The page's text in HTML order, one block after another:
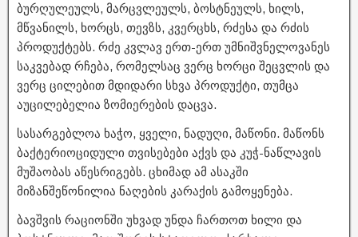
ბურღულეულს, მარცვლეულს, ბოსტნეულს, ხილს,
მწვანილს, ხორცს, თევზს, კვერცხს, რძესა და რძის
პროდუქტებს. რძე კვლავ ერთ-ერთ უმნიშვნელოვანეს
საკვებად რჩება, რომელსაც ვერც ხორცი შეცვლის და
ვერც ცილებით მდიდარი სხვა პროდუქტი, თუმცა
აუცილებელია ზომიერების დაცვა.
სასარგებლოა ხაჭო, ყველი, ნადუღი, მაწონი. მაწონს
ბაქტერიოციდული თვისებები აქვს და კუჭ-ნაწლავის
მუშაობას აწესრიგებს. ცხიმად ამ ასაკში
მიზანშეწონილია ნაღების კარაქის გამოყენება.
ბავშვის რაციონში უხვად უნდა ჩართოთ ხილი და